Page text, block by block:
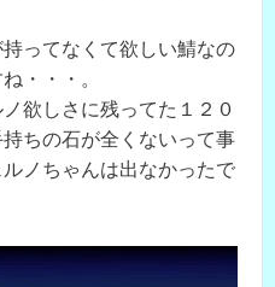
ってなくて欲しい鯖なの
・・・。
欲しさに残ってた１２０
ちの石が全くないって事
ノちゃんは出なかったで